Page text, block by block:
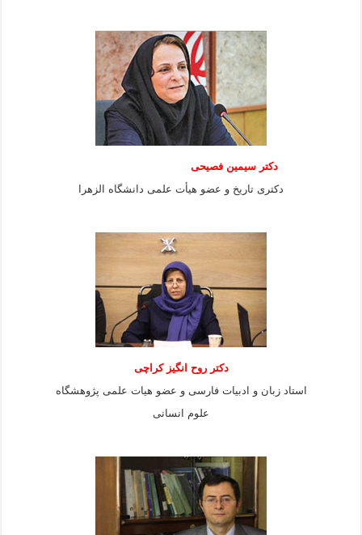
دکتر سیمین فصیحی
دکتری تاریخ و عضو هیأت علمی دانشگاه الزهرا
دکتر روح انگیز کراچی
استاد زبان و ادبیات فارسی و عضو هیات علمی پژوهشگاه
علوم انسانی